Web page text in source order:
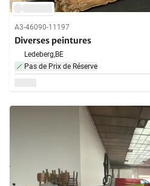
A3-46090-11197
Diverses peintures
Ledeberg,BE
Pas de Prix de Réserve